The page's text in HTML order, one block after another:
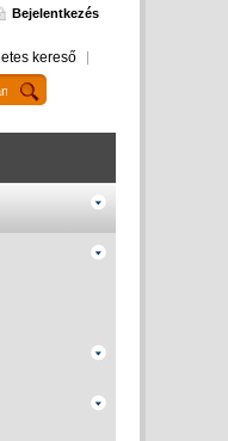
Bejelentkezés
kereső